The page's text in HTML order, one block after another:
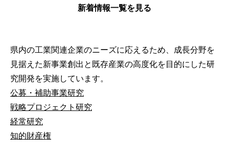
新着情報一覧を見る
県内の工業関連企業のニーズに応えるため、成長分野を
見据えた新事業創出と既存産業の高度化を目的にした研
究開発を実施しています。
公募・補助事業研究
戦略プロジェクト研究
経常研究
知的財産権